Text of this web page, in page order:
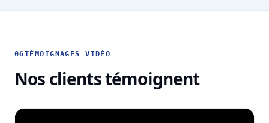
06TÉMOIGNAGES VIDÉO
Nos clients témoignent